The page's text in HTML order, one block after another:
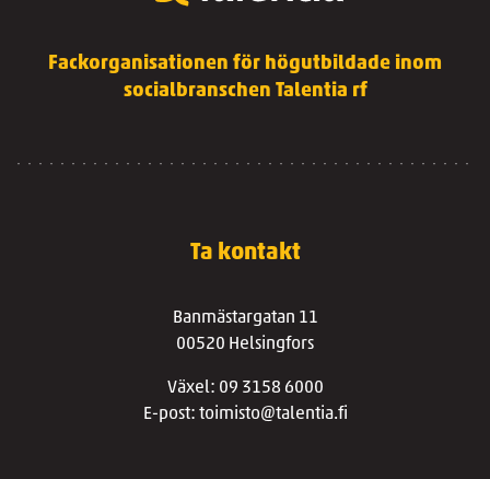
Fackorganisationen för högutbildade inom
socialbranschen Talentia rf
Ta kontakt
Banmästargatan 11
00520 Helsingfors
Växel: 09 3158 6000
E-post: toimisto@talentia.fi